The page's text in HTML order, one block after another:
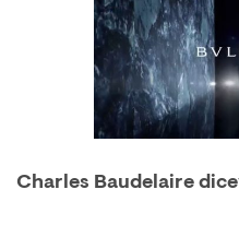
Charles Baudelaire